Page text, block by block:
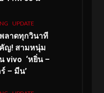
UPDATE
ลาดทุกวินาที
ญ! สามหนุ่ม
vivo ‘หยิ่น –
– มีน’